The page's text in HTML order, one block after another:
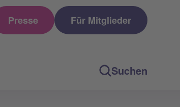
Suchen
Presse Für Mitglieder